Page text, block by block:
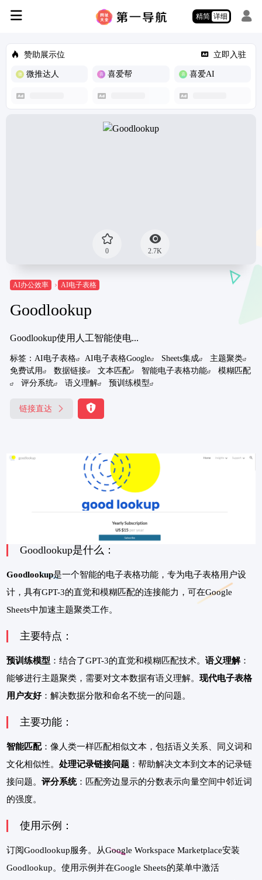
精简 详细
赞助展示位 立即入驻
微推达人 喜爱帮 喜爱AI
0 2.7K
AI办公效率 AI电子表格
Goodlookup
Goodlookup使用人工智能使电...
标签： AI电子表格 AI电子表格Google Sheets集成
主题聚类
免费试用
数据链接 文本匹配 智能电子表格功能
模糊匹配
评分系统
语义理解 预训练模型
链接直达
Goodlookup是什么：
Goodlookup是一个智能的电子表格功能，专为电子表格用户设
计，具有GPT-3的直觉和模糊匹配的连接能力，可在Google
Sheets中加速主题聚类工作。
主要特点：
预训练模型 ：结合了GPT-3的直觉和模糊匹配技术。 语义理解：
能够进行主题聚类，需要对文本数据有语义理解。 现代电子表格
用户友好：解决数据分散和命名不统一的问题。
主要功能：
智能匹配：像人类一样匹配相似文本，包括语义关系、同义词和
文化相似性。 处理记录链接问题 ：帮助解决文本到文本的记录链
接问题。 评分系统：匹配旁边显示的分数表示向量空间中邻近词
的强度。
使用示例：
订阅Goodlookup服务。从Google Workspace Marketplace安装
Goodlookup。使用示例并在Google Sheets的菜单中激活